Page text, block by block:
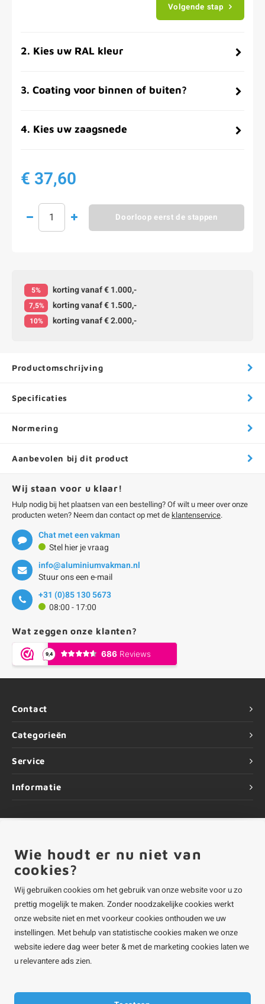
Volgende stap
2. Kies uw RAL kleur
3. Coating voor binnen of buiten?
4. Kies uw zaagsnede
€ 37,60
Doorloop eerst de stappen
5% korting vanaf € 1.000,-
7,5% korting vanaf € 1.500,-
10% korting vanaf € 2.000,-
Productomschrijving
Specificaties
Normering
Aanbevolen bij dit product
Wij staan voor u klaar!
Hulp nodig bij het plaatsen van een bestelling? Of wilt u meer over onze
producten weten? Neem dan contact op met de klantenservice.
Chat met een vakman
Stel hier je vraag
info@aluminiumvakman.nl
Stuur ons een e-mail
+31 (0)85 130 5673
08:00 - 17:00
Wat zeggen onze klanten?
Contact
Categorieën
Service
Informatie
©Copyright2026 ALUMINIUMvakman - Powered byLightspeed
ALUMINIUMvakman is onderdeel vanRoca Online BV
Wie houdt er nu niet van
cookies?
Wij gebruiken cookies om het gebruik van onze website voor u zo
prettig mogelijk te maken. Zonder noodzakelijke cookies werkt
onze website niet en met voorkeur cookies onthouden we uw
instellingen. Met behulp van statistische cookies maken we onze
website iedere dag weer beter & met de marketing cookies laten we
u relevantere ads zien.